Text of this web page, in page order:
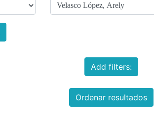
Add filters:
Ordenar resultados